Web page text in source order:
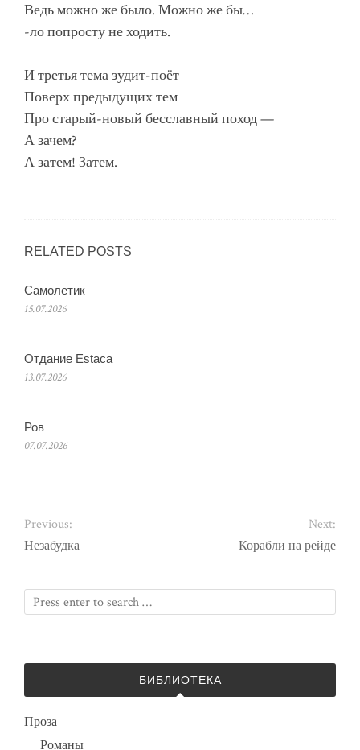
Ведь можно же было. Можно же бы…
-ло попросту не ходить.
И третья тема зудит-поёт
Поверх предыдущих тем
Про старый-новый бесславный поход —
А зачем?
А затем! Затем.
RELATED POSTS
Самолетик
15.07.2026
Отдание Estaca
13.07.2026
Ров
07.07.2026
Previous:
Незабудка
Next:
Корабли на рейде
БИБЛИОТЕКА
Проза
Романы